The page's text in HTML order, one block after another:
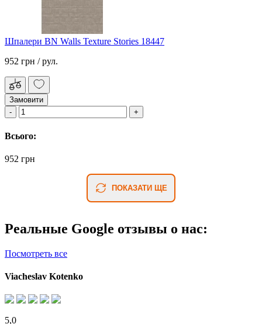
Шпалери BN Walls Texture Stories 18447
952 грн / рул.
Замовити
Всього:
952 грн
ПОКАЗАТИ ЩЕ
Реальные Google отзывы о нас:
Посмотреть все
Viacheslav Kotenko
5,0